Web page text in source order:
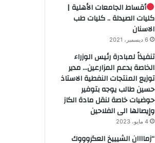
أقساط الجامعات الأهلية |
كليات الصيدلة .. كليات طب
الاسنان
6 ديسمبر، 2021
تنفيذاً لمبادرة رئيس الوزراء
الخاصة بدعم المزارعين… مدير
توزيع المنتجات النفطية الاستاذ
حسين طالب يوجه بتوفير
حوضيات خاصة لنقل مادة الكاز
وإيصالها الى الفلاحين
4 مايو، 2023
“زماااان الشيييخ العگروووك